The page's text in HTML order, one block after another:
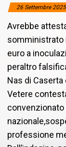
26 Settembre 2025
Avrebbe
somministrato
euro a
peraltro
Nas di Caserta
Vetere
professione